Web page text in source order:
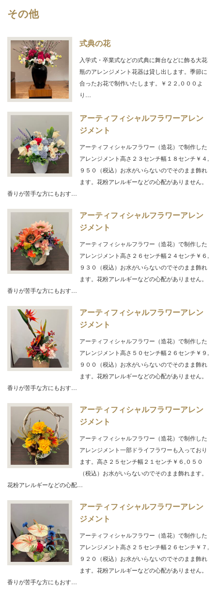
その他
式典の花
入学式・卒業式などの式典に舞台などに飾る大花
瓶のアレンジメント花器は貸し出します。季節に
合ったお花で制作いたします。￥２２,０００よ
り…
アーティフィシャルフラワーアレン
ジメント
アーティフィシャルフラワー（造花）で制作した
アレンジメント高さ２３センチ幅１８センチ￥４,
９５０（税込）お水がいらないのでそのまま飾れ
ます。花粉アレルギーなどの心配がありません。
香りが苦手な方にもおす…
アーティフィシャルフラワーアレン
ジメント
アーティフィシャルフラワー（造花）で制作した
アレンジメント高さ２６センチ幅２４センチ￥６,
９３０（税込）お水がいらないのでそのまま飾れ
ます。花粉アレルギーなどの心配がありません。
香りが苦手な方にもおす…
アーティフィシャルフラワーアレン
ジメント
アーティフィシャルフラワー（造花）で制作した
アレンジメント高さ５０センチ幅２６センチ￥９,
９００（税込）お水がいらないのでそのまま飾れ
ます。花粉アレルギーなどの心配がありません。
香りが苦手な方にもおす…
アーティフィシャルフラワーアレン
ジメント
アーティフィシャルフラワー（造花）で制作した
アレンジメント一部ドライフラワーも入っており
ます。高さ２５センチ幅２１センチ￥６,０５０
（税込）お水がいらないのでそのまま飾れます。
花粉アレルギーなどの心配…
アーティフィシャルフラワーアレン
ジメント
アーティフィシャルフラワー（造花）で制作した
アレンジメント高さ２５センチ幅２６センチ￥７,
９２０（税込）お水がいらないのでそのまま飾れ
ます。花粉アレルギーなどの心配がありません。
香りが苦手な方にもおす…